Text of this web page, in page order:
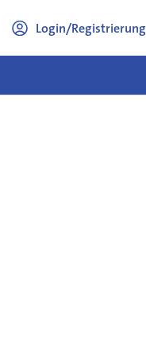
Login/Registrierung